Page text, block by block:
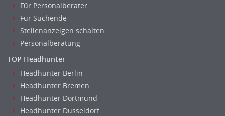
Für Personalberater
Für Suchende
Stellenanzeigen schalten
Personalberatung
TOP Headhunter
Headhunter Berlin
Headhunter Bremen
Headhunter Dortmund
Headhunter Dusseldorf